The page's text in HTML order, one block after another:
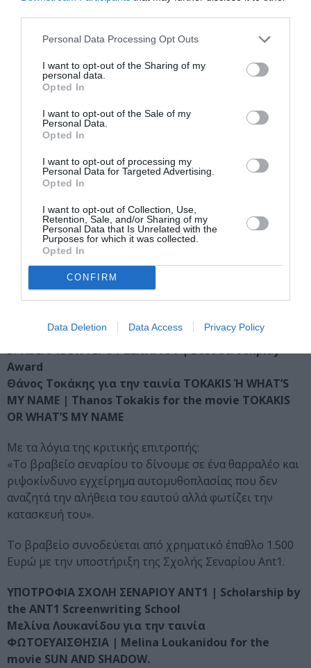
Personal Data Processing Opt Outs
I want to opt-out of the Sharing of my
personal data.
Opted In
I want to opt-out of the Sale of my
Personal Data.
Opted In
I want to opt-out of processing my
Personal Data for Targeted Advertising.
Opted In
I want to opt-out of Collection, Use,
Retention, Sale, and/or Sharing of my
Personal Data that Is Unrelated with the
Purposes for which it was collected.
Opted In
CONFIRM
Data Deletion Data Access Privacy Policy
Με τα λόγια της κριτικής επιτροπής:
ιδιαίτερη και υποβλητική ταινία που υπηρέτησε
δύσκολο, σπάνιο για τα ελληνικά δεδομένα».
Θανάσης Τρουμπούκης για την ταινία UNDER THE
LAKE | Thanasis Trouboukis for the movie UNDER
THE LAKE
Με τα λόγια της κριτικής επιτροπής:
«Το βραβείο Σκηνοθεσίας απονέμεται σε ένα
εντυπωσιακό αφαιρετικό​ πορτρέτο μιας περιοχής και
των ανθρώπων της, που ​μας υπνώτισε με τις υπέροχες,
αξέχαστες εικόνες του​».
Τα βραβεία συνοδεύονται από χρηματικό έπαθλο 1.500
ευρώ έκαστο με την ευγενική υποστήριξη του
Ελληνικού Κέντρου Κινηματογράφου.
ΒΡΑΒΕΙΟ ΚΑΛΥΤΕΡΟΥ ΣΕΝΑΡΙΟΥ | Best Screenplay
Award
Θάνος Τοκάκης για την ταινία TOKAKIS Ή WHAT’S
MY NAME | Thanos Tokakis for the movie TOKAKIS
OR WHAT’S MY NAME
Με τα λόγια της κριτικής επιτροπής:
«Το βραβείο σεναρίου το δίνουμε σε ένα θαρραλέο και
ριψοκίνδυνο εγχείρημα αυτομυθοπλασίας που δεν
αναζητά την αλήθεια του εαυτού αλλά φωτίζει την
κατασκευή του».
Το βραβείο συνοδεύεται από χρηματικό έπαθλο 1.500
Ευρώ με την υποστήριξη της Σχολής Σεναρίου Ant1.
ΥΠΟΤΡΟΦΙΑ ΣΧΟΛΗ ΣΕΝΑΡΙΟΥ ΑΝΤ1 | Scholarship by
the ANT1 Screenwriting School
Μελίνα Λουκανίδου για την ταινία
ΦΩΤΟΕΥΑΙΣΘΗΣΙΑ | Melina Loukanidou for the
movie SUN AND SHADOW.